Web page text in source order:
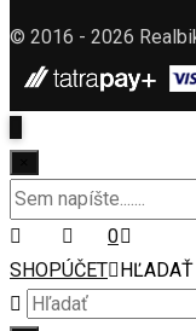
© 2016 - 2026
SHOPÚČET
0
HĽADAŤ